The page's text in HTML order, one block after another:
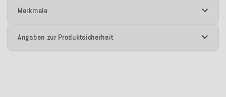
Merkmale
Angaben zur Produktsicherheit